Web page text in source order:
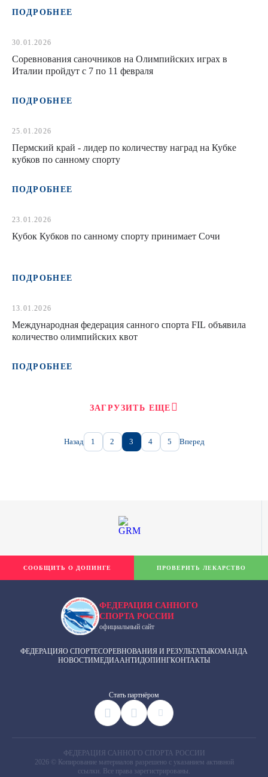
ПОДРОБНЕЕ
30.01.2026
Соревнования саночников на Олимпийских играх в
Италии пройдут с 7 по 11 февраля
ПОДРОБНЕЕ
25.01.2026
Пермский край - лидер по количеству наград на Кубке
кубков по санному спорту
ПОДРОБНЕЕ
23.01.2026
Кубок Кубков по санному спорту принимает Сочи
ПОДРОБНЕЕ
13.01.2026
Международная федерация санного спорта FIL объявила
количество олимпийских квот
ПОДРОБНЕЕ
ЗАГРУЗИТЬ ЕЩЕ
Назад 1 2 3 4 5 Вперед
ФЕДЕРАЦИЯ САННОГО
СПОРТА РОССИИ
официальный сайт
ФЕДЕРАЦИЯО СПОРТЕСОРЕВНОВАНИЯ И РЕЗУЛЬТАТЫКОМАНДА
НОВОСТИМЕДИААНТИДОПИНГКОНТАКТЫ
Cтать партнёром
СООБЩИТЬ О ДОПИНГЕ ПРОВЕРИТЬ ЛЕКАРСТВО
ФЕДЕРАЦИЯ САННОГО СПОРТА РОССИИ
2026 © Копирование материалов разрешено с указанием активной
ссылки. Все права зарегистрированы.